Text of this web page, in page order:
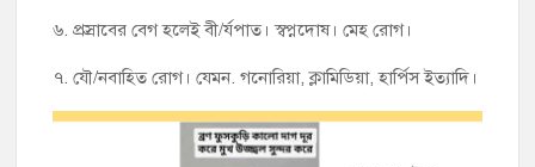
৬. প্রস্রাবের বেগ হলেই বী/র্যপাত। স্বপ্নদোষ। মেহ রোগ।
৭. যৌ/নবাহিত রোগ। যেমন. গনোরিয়া, ক্লামিডিয়া, হার্পিস ইত্যাদি।